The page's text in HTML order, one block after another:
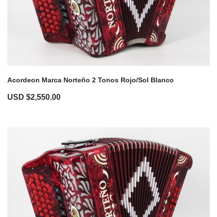
Acordeon Marca Norteño 2 Tonos Rojo/Sol Blanco
USD $2,550.00